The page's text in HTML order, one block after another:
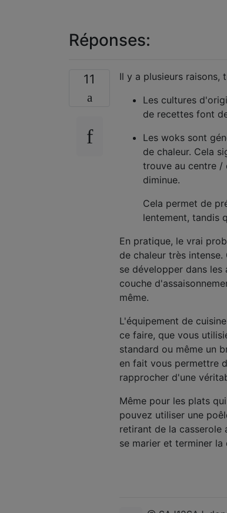
Réponses:
11
Il y a plusieurs raisons,
Les cultures
de recettes font
Les woks sont
de chaleur. Cela
trouve au centre /
diminue.
Cela permet de
lentement, tandis
En pratique, le vrai
de chaleur très
se développer dans
couche
même.
L'équipement de
ce faire, que vous
standard ou même un
en fait vous permettre
rapprocher d'une
Même pour les plats
pouvez utiliser une
retirant de la casserole
se marier et terminer